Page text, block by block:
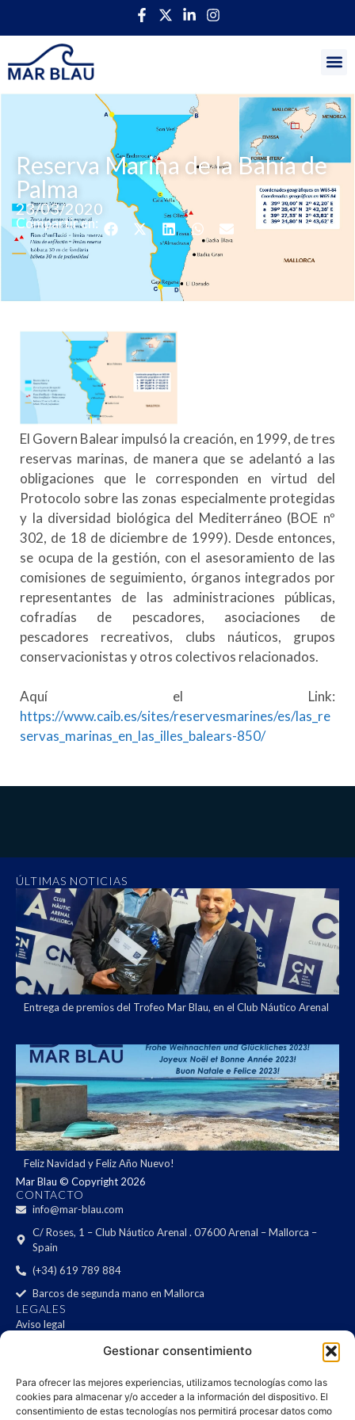
Gestionar consentimiento
Para ofrecer las mejores experiencias, utilizamos tecnologías como las
cookies para almacenar y/o acceder a la información del dispositivo. El
consentimiento de estas tecnologías nos permitirá procesar datos como
Reserva Marina de la Bahía de
Palma
23/03/2020
Compartir en:
El Govern Balear impulsó la creación, en 1999, de tres
reservas marinas, de manera que se adelantó a las
obligaciones que le corresponden en virtud del
Protocolo sobre las zonas especialmente protegidas
y la diversidad biológica del Mediterráneo (BOE nº
302, de 18 de diciembre de 1999). Desde entonces,
se ocupa de la gestión, con el asesoramiento de las
comisiones de seguimiento, órganos integrados por
representantes de las administraciones públicas,
cofradías de pescadores, asociaciones de
pescadores recreativos, clubs náuticos, grupos
conservacionistas y otros colectivos relacionados.
Aquí el Link:
https://www.caib.es/sites/reservesmarines/es/las_re
servas_marinas_en_las_illes_balears-850/
ÚLTIMAS NOTICIAS
Entrega de premios del Trofeo Mar Blau, en el Club Náutico Arenal
Feliz Navidad y Feliz Año Nuevo!
Mar Blau © Copyright 2026
CONTACTO
info@mar-blau.com
C/ Roses, 1 – Club Náutico Arenal . 07600 Arenal – Mallorca –
Spain
(+34) 619 789 884
Barcos de segunda mano en Mallorca
LEGALES
Aviso legal
Mapa del sitio
Declaración de accesibilidad
NEWSLETTER